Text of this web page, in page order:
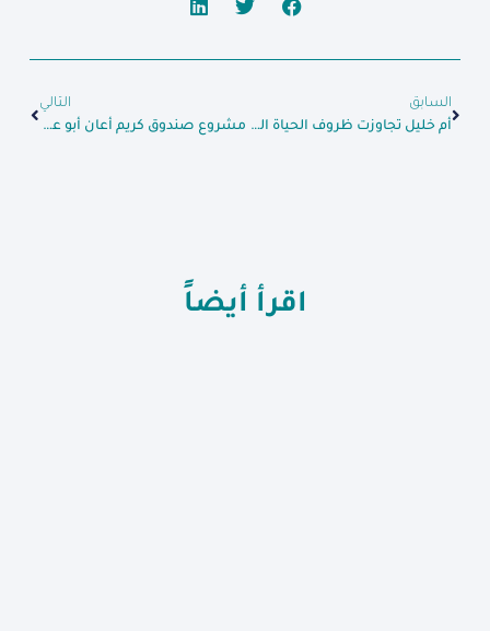
السابق
أم خليل تجاوزت ظروف الحياة الصعبة واستطاعت إعالة أسرتها وتطوير عملها
التالي
مشروع صندوق كريم أعان أبو عادل لتطوير عمله وتحسين وضعه المعيشي
اقرأ أيضاً